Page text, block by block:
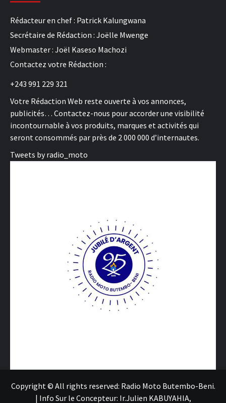
Rédacteur en chef : Patrick Kalungwana
Secrétaire de Rédaction : Joëlle Mwenge
Webmaster : Joël Kaseso Machozi
Contactez votre Rédaction :
+243 991 229 321
Votre Rédaction Web reste ouverte à vos annonces,
publicités… Contactez-nous pour accorder une visibilité
incontournable à vos produits, marques et activités qui
seront consommés par près de 2 000 000 d’internautes.
Tweets by radio_moto
Copyright © All rights reserved: Radio Moto Butembo-Beni.
| Info Sur le Concepteur: Ir.Julien KABUYAHIA,